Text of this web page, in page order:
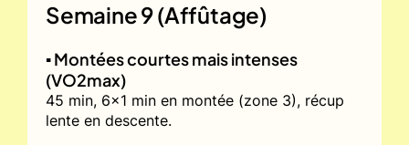
Semaine 9 (Affûtage)
▪️ Montées courtes mais intenses
(VO2max)
45 min, 6x1 min en montée (zone 3), récup
lente en descente.